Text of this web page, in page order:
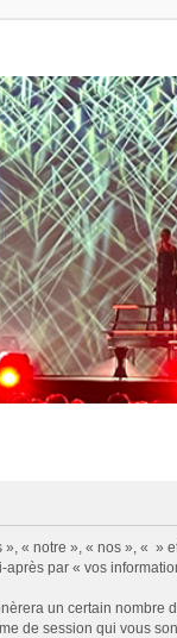
notre », « nos », « »
après par « vos
un certain
de session qui vous